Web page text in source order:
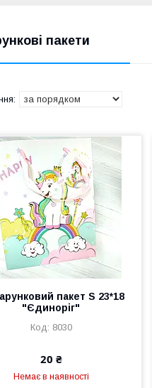
пакети
пакет S 23*18
"Єдиноріг"
8030
20 ₴
Немає в наявності